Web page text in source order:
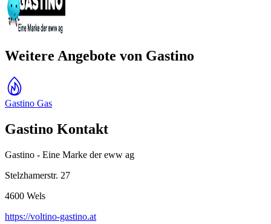
Weitere Angebote von Gastino
Gastino Gas
Gastino Kontakt
Gastino - Eine Marke der eww ag
Stelzhamerstr. 27
4600 Wels
https://voltino-gastino.at